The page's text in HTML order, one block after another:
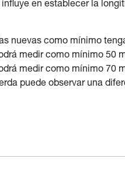
en establecer la
nuevas como mínimo
medir como mínimo 50
medir como mínimo 70
puede observar una